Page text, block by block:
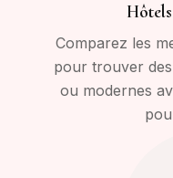
Comparez les
pour trouver
ou modernes